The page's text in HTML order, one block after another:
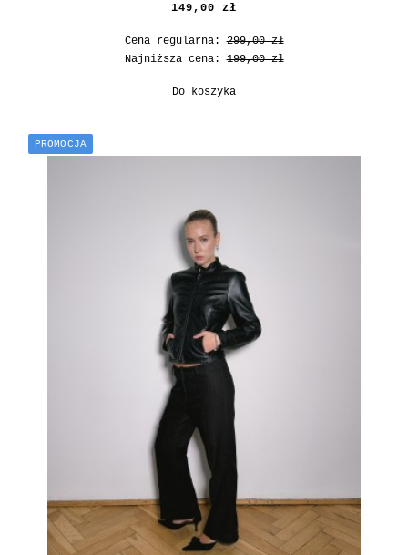
149,00 zł
Cena regularna:299,00 zł
Najniższa cena:199,00 zł
Do koszyka
PROMOCJA